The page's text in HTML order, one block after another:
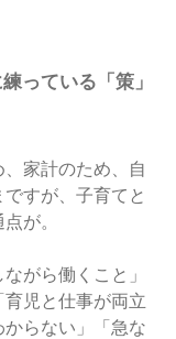
っている「策」
家計のため、自
すが、子育てと
が。
がら働くこと」
児と仕事が両立
らない」「急な